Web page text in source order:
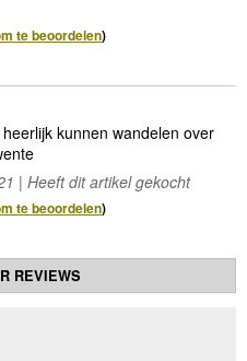
te beoordelen)
kunnen wandelen over
| Heeft dit artikel gekocht
te beoordelen)
REVIEWS